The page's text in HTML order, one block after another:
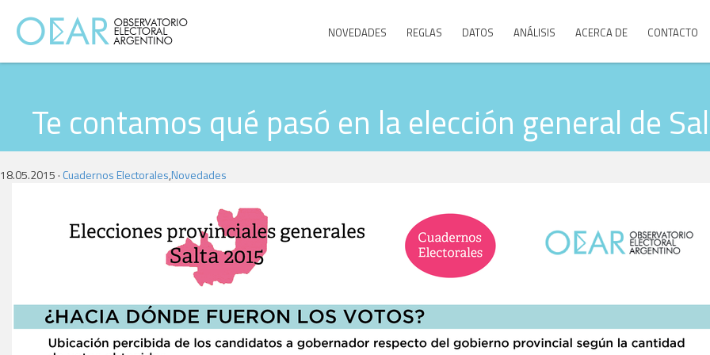
NOVEDADES REGLAS DATOS ANÁLISIS ACERCA DE CONTACTO
Te contamos qué pasó en la elección general de
18.05.2015 · Cuadernos Electorales,Novedades